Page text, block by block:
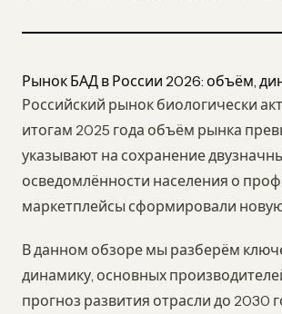
Рынок БАД в России 2026: объём,
Российский рынок биологически
итогам 2025 года объём рынка
указывают на сохранение
осведомлённости населения о
маркетплейсы сформировали
В данном обзоре мы разберём
динамику, основных
прогноз развития отрасли до